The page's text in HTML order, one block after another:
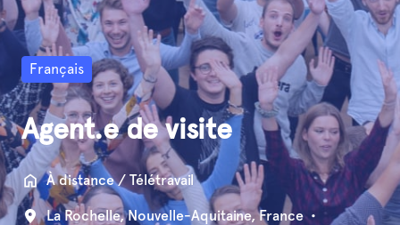
Français
Agent.e de visite
À distance / Télétravail
La Rochelle, Nouvelle-Aquitaine, France •